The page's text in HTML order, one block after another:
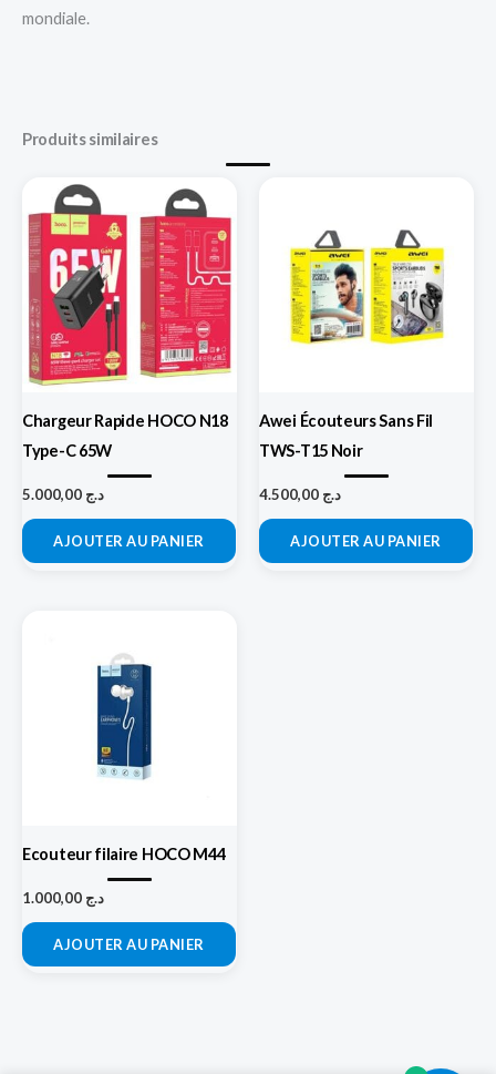
mondiale.
Produits similaires
Chargeur Rapide HOCO N18
Type-C 65W
د.ج
AJOUTER AU PANIER
Awei Écouteurs Sans Fil
TWS-T15 Noir
د.ج
AJOUTER AU PANIER
Ecouteur filaire HOCO M44
د.ج
AJOUTER AU PANIER